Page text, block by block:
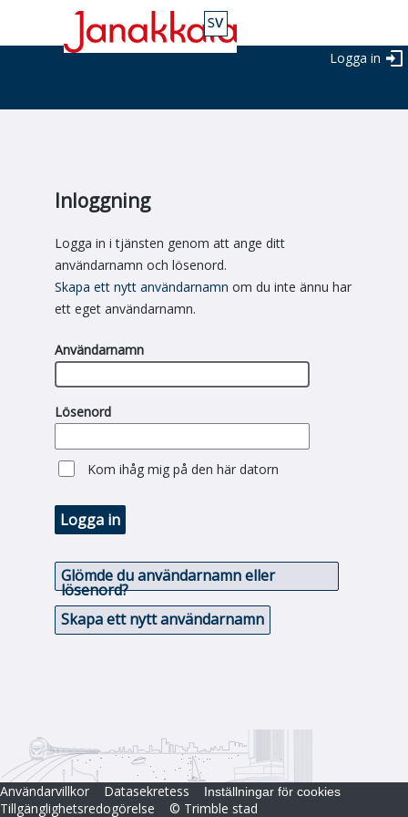
Logga in
Inloggning
Logga in i tjänsten genom att ange ditt
användarnamn och lösenord.
Skapa ett nytt användarnamn om du inte ännu har
ett eget användarnamn.
Användarnamn
Lösenord
Kom ihåg mig på den här datorn
Logga in
Glömde du användarnamn eller
lösenord?
Skapa ett nytt användarnamn
Användarvillkor Datasekretess Inställningar för cookies
Tillgänglighetsredogörelse © Trimble stad